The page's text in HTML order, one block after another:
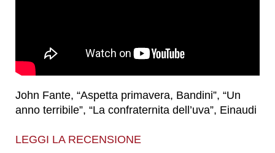
John Fante, “Aspetta primavera, Bandini”, “Un
anno terribile”, “La confraternita dell’uva”, Einaudi
LEGGI LA RECENSIONE